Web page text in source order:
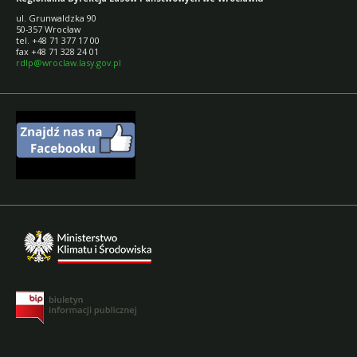
ul. Grunwaldzka 90
50-357 Wrocław
tel. +48 71 377 17 00
fax +48 71 328 24 01
rdlp@wroclaw.lasy.gov.pl